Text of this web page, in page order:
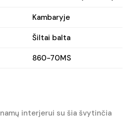
Kambaryje
Šiltai balta
860-70MS
interjerui su šia švytinčia